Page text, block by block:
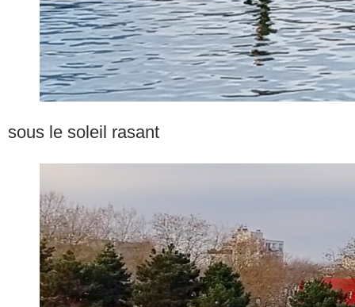
sous le soleil rasant